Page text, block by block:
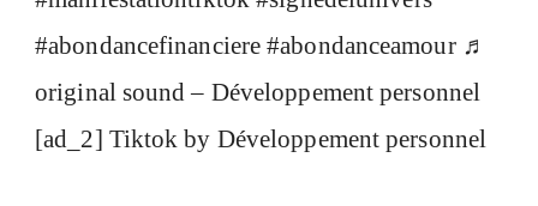
#abondancefinanciere #abondanceamour ♬
original sound – Développement personnel
[ad_2] Tiktok by Développement personnel